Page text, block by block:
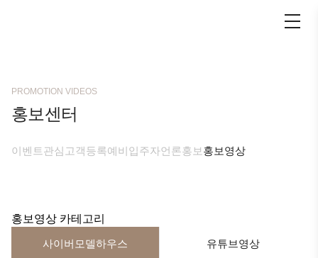
PROMOTION VIDEOS
홍보센터
이벤트 관심고객등록예비입주자언론홍보 홍보영상
홍보영상 카테고리
사이버모델하우스 유튜브영상